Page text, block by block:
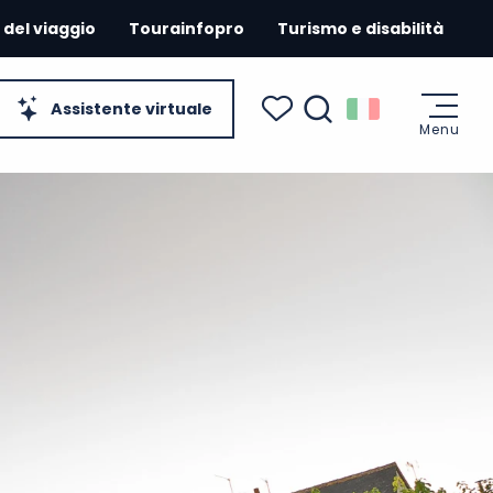
Assistente virtuale
viaggio Tourainfopro Turismo e disabilità
Menu